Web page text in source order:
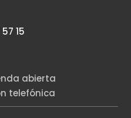
15
abierta
telefónica